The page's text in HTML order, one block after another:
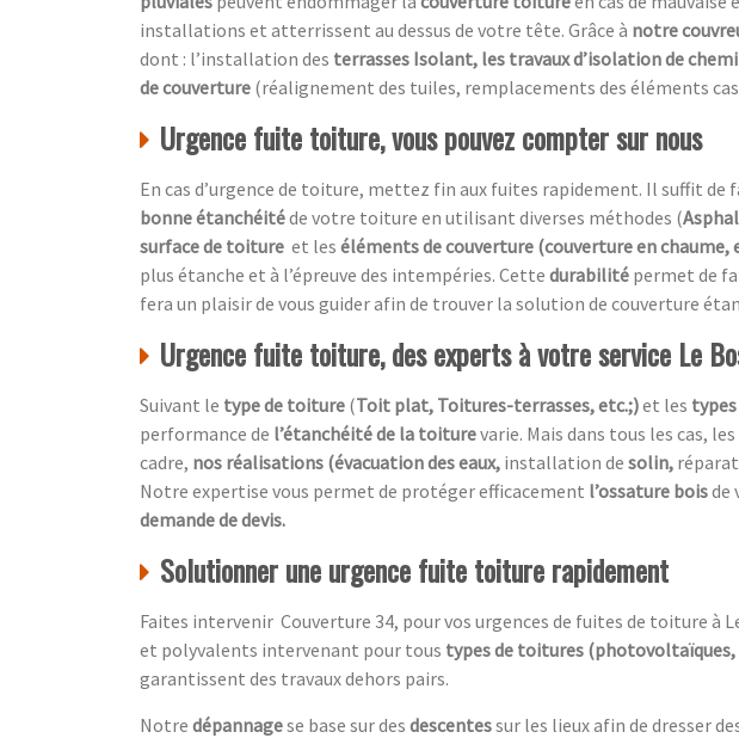
installations et atterrissent au dessus de votre tête. Grâce à notre
dont : l’installation des terrasses Isolant, les travaux d’isolation de
de couverture (réalignement des tuiles, remplacements des éléments
Urgence fuite toiture, vous pouvez compter sur nous
En cas d’urgence de toiture, mettez fin aux fuites rapidement. Il suffit de
bonne étanchéitéde votre toiture en utilisant diverses méthodes (
surface de toiture et les éléments de couverture (couverture en chaume,
plus étanche et à l’épreuve des intempéries. Cette durabilité permet de
fera un plaisir de vous guider afin de trouver la solution de couverture
Urgence fuite toiture, des experts à votre service Le
Suivant le type de toiture (Toit plat, Toitures-terrasses, etc.;)et les
performance de l’étanchéité de la toiturevarie. Mais dans tous les cas,
cadre, nos réalisations (évacuation des eaux, installation de solin,
Notre expertise vous permet de protéger efficacement l’ossature boisde
demande de devis.
Solutionner une urgence fuite toiture rapidement
Faites intervenir Couverture 34, pour vos urgences de fuites de toiture à
et polyvalents intervenant pour tous types de toitures
garantissent des travaux dehors pairs.
Notre dépannagese base sur des descentessur les lieux afin de dresser